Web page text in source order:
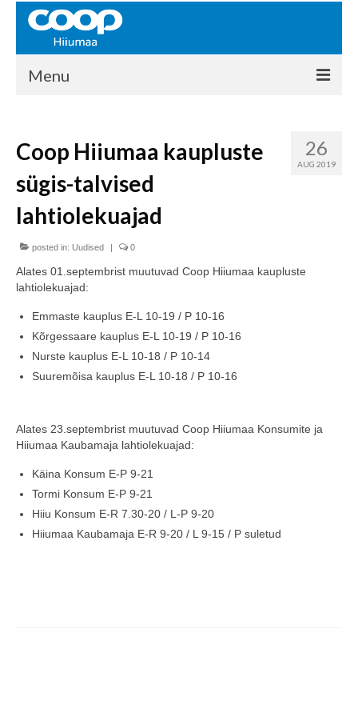
Menu
Kontakt
Liikmed
Ajalugu
KAUPLUSED
EHITUSKESKUS
KAUBAMAJA
KAMPAANIAD
COOP KLIENDIKAART
PAKUME TÖÖD
HIIUMAA KÖÖK JA PAGAR
MEIE PANUS
26
AUG 2019
Coop Hiiumaa kaupluste
sügis-talvised
lahtiolekuajad
posted in: Uudised | 0
Alates 01.septembrist muutuvad Coop Hiiumaa kaupluste
lahtiolekuajad:
Emmaste kauplus E-L 10-19 / P 10-16
Kõrgessaare kauplus E-L 10-19 / P 10-16
Nurste kauplus E-L 10-18 / P 10-14
Suuremõisa kauplus E-L 10-18 / P 10-16
Alates 23.septembrist muutuvad Coop Hiiumaa Konsumite ja
Hiiumaa Kaubamaja lahtiolekuajad:
Käina Konsum E-P 9-21
Tormi Konsum E-P 9-21
Hiiu Konsum E-R 7.30-20 / L-P 9-20
Hiiumaa Kaubamaja E-R 9-20 / L 9-15 / P suletud